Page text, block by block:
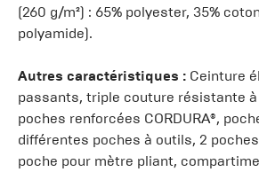
(260 g/m²) : 65% polyester, 35%
polyamide).
Autres caractéristiques : Ceinture
passants, triple couture résistante
poches renforcées CORDURA®,
différentes poches à outils, 2
poche pour mètre pliant,